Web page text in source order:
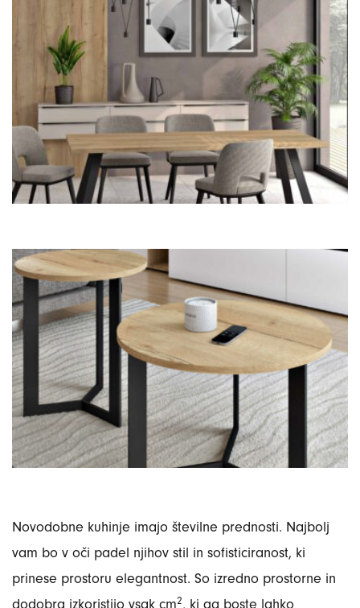
Novodobne kuhinje imajo številne prednosti. Najbolj
vam bo v oči padel njihov stil in sofisticiranost, ki
prinese prostoru elegantnost. So izredno prostorne in
2